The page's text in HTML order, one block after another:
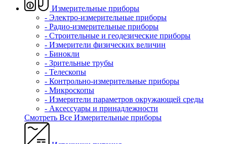
Измерительные приборы
- Электро-измерительные приборы
- Радио-измерительные приборы
- Строительные и геодезические приборы
- Измерители физических величин
- Бинокли
- Зрительные трубы
- Телескопы
- Контрольно-измерительные приборы
- Микроскопы
- Измерители параметров окружающей среды
- Аксессуары и принадлежности
Смотреть Все Измерительные приборы